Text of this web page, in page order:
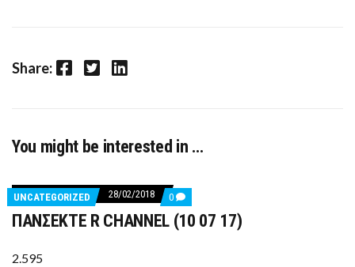
Share: Facebook Twitter LinkedIn
You might be interested in …
UNCATEGORIZED 28/02/2018 0 COMMENTS
ON
ΠΑΝΣΕΚΤΕ
R
ΠΑΝΣΕΚΤΕ R CHANNEL (10 07 17)
2.595